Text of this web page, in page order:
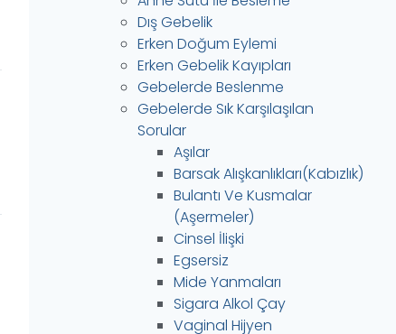
Dış Gebelik
Erken Doğum Eylemi
Erken Gebelik Kayıpları
Gebelerde Beslenme
Gebelerde Sık Karşılaşılan
Sorular
Aşılar
Barsak Alışkanlıkları(Kabızlık)
Bulantı Ve Kusmalar
(Aşermeler)
Cinsel İlişki
Egsersiz
Mide Yanmaları
Sigara Alkol Çay
Vaginal Hijyen